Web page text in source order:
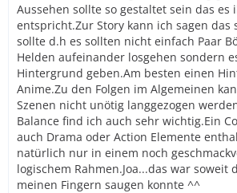
Aussehen sollte so gestaltet sein das es
entspricht.Zur Story kann ich sagen das
sollte d.h es sollten nicht einfach Paar
Helden aufeinander losgehen sondern
Hintergrund geben.Am besten einen
Anime.Zu den Folgen im Algemeinen
Szenen nicht unötig langgezogen
Balance find ich auch sehr wichtig.Ein
auch Drama oder Action Elemente
natürlich nur in einem noch
logischem Rahmen.Joa...das war soweit
meinen Fingern saugen konnte ^^